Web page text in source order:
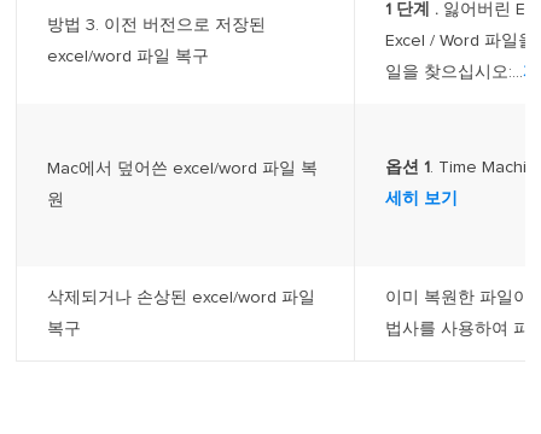
방법 3. 이전 버전으로 저장된
excel/word 파일 복구
1 단계 . 잃어버린
Excel / Word 파일
일을 찾으십시오:...
Mac에서 덮어쓴 excel/word 파일 복
원
옵션 1 . Time
세히 보기
삭제되거나 손상된 excel/word 파일
복구
이미 복원한 파일이
법사를 사용하여 파